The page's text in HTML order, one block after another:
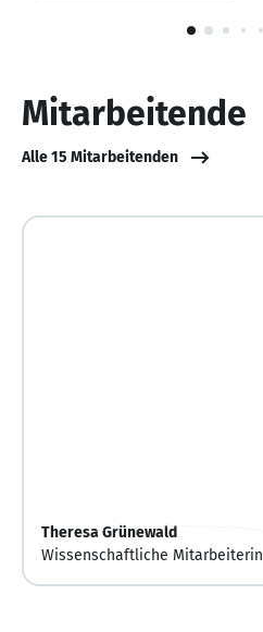
Mitarbeitende
Alle 15 Mitarbeitenden
Theresa Grünewald
Wissenschaftliche Mitarbeiterin